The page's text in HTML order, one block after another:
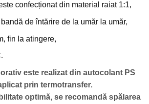
confecționat din material raiat 1:1,
de întărire de la umăr la umăr,
fin la atingere,
este realizat din autocolant PS
prin termotransfer.
optimă, se recomandă spălarea